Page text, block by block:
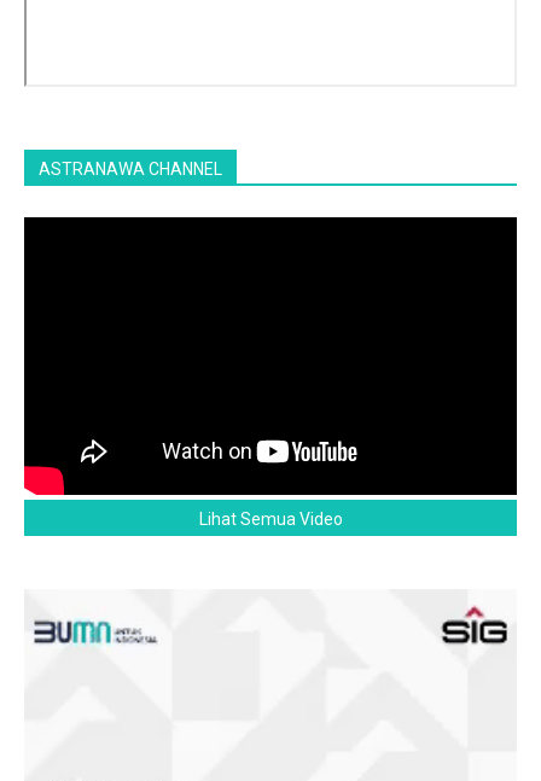
ASTRANAWA CHANNEL
Lihat Semua Video